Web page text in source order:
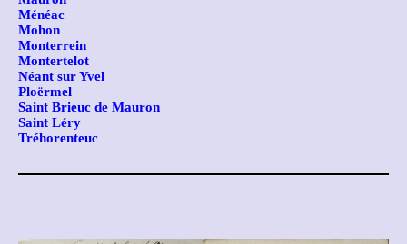
Ménéac
Mohon
Monterrein
Montertelot
Néant sur Yvel
Ploërmel
Saint Brieuc de Mauron
Saint Léry
Tréhorenteuc